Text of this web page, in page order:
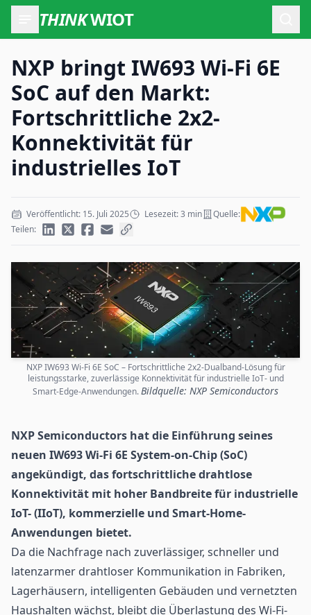
THINKWIOT
NXP bringt IW693 Wi-Fi 6E
SoC auf den Markt:
Fortschrittliche 2x2-
Konnektivität für
industrielles IoT
Veröffentlicht: 15. Juli 2025 Lesezeit: 3 min
Quelle:
Teilen:
NXP IW693 Wi-Fi 6E SoC – Fortschrittliche 2x2-Dualband-Lösung für
leistungsstarke, zuverlässige Konnektivität für industrielle IoT- und
Smart-Edge-Anwendungen.Bildquelle: NXP Semiconductors
NXP Semiconductors hat die Einführung seines
neuen IW693 Wi-Fi 6E System-on-Chip (SoC)
angekündigt, das fortschrittliche drahtlose
Konnektivität mit hoher Bandbreite für industrielle
IoT- (IIoT), kommerzielle und Smart-Home-
Anwendungen bietet.
Da die Nachfrage nach zuverlässiger, schneller und
latenzarmer drahtloser Kommunikation in Fabriken,
Lagerhäusern, intelligenten Gebäuden und vernetzten
Haushalten wächst, bleibt die Überlastung des Wi-Fi-